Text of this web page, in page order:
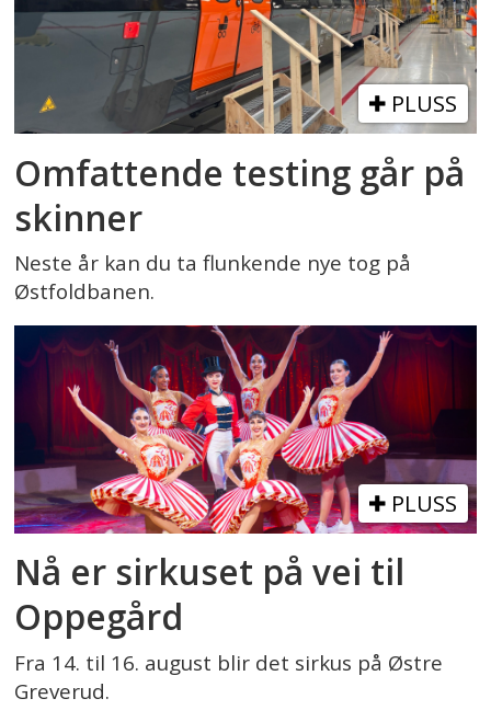
PLUSS
Omfattende testing går på
skinner
Neste år kan du ta flunkende nye tog på
Østfoldbanen.
PLUSS
Nå er sirkuset på vei til
Oppegård
Fra 14. til 16. august blir det sirkus på Østre
Greverud.